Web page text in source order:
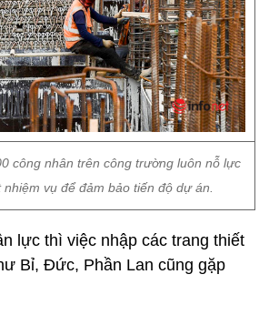
công nhân trên công trường luôn nỗ lực
vụ để đảm bảo tiến độ dự án.
lực thì việc nhập các trang thiết
Bỉ, Đức, Phần Lan cũng gặp